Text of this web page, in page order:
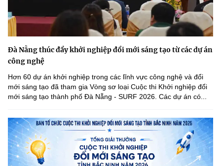
Đà Nẵng thúc đẩy khởi nghiệp đổi mới sáng tạo từ các dự án
công nghệ
Hơn 60 dự án khởi nghiệp trong các lĩnh vực công nghệ và đổi
mới sáng tạo đã tham gia Vòng sơ loại Cuộc thi Khởi nghiệp đổi
mới sáng tạo thành phố Đà Nẵng - SURF 2026. Các dự án có...